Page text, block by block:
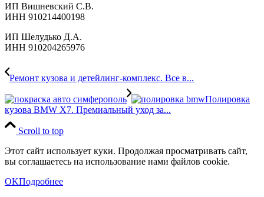
ИП Вишневский С.В.
ИНН 910214400198
ИП Шелудько Д.А.
ИНН 910204265976
Ремонт кузова и детейлинг-комплекс. Все в...
Полировка
кузова BMW X7. Премиальный уход за...
Scroll to top
Этот сайт использует куки. Продолжая просматривать сайт,
вы соглашаетесь на использование нами файлов cookie.
OKПодробнее